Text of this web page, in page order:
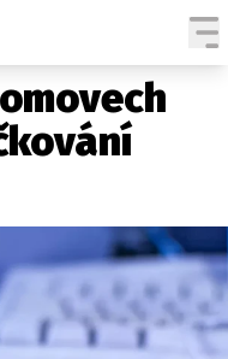
ČESKÉ CELEBRITY
SVĚTOVÉ CELEBRITY